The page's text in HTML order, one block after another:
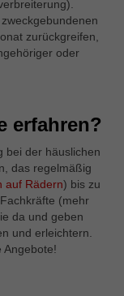
zurückgreifen,
oder
erfahren?
bei der häuslichen
das regelmäßig
auf Rädern) bis zu
(mehr
da und geben
und erleichtern.
Angebote!